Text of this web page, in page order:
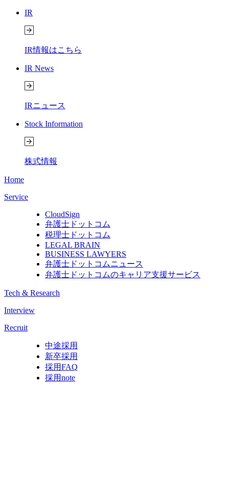
IR
IR情報はこちら
IR News
IRニュース
Stock Information
株式情報
Home
Service
CloudSign
弁護士ドットコム
税理士ドットコム
LEGAL BRAIN
BUSINESS LAWYERS
弁護士ドットコムニュース
弁護士ドットコムのキャリア支援サービス
Tech & Research
Interview
Recruit
中途採用
新卒採用
採用FAQ
採用note